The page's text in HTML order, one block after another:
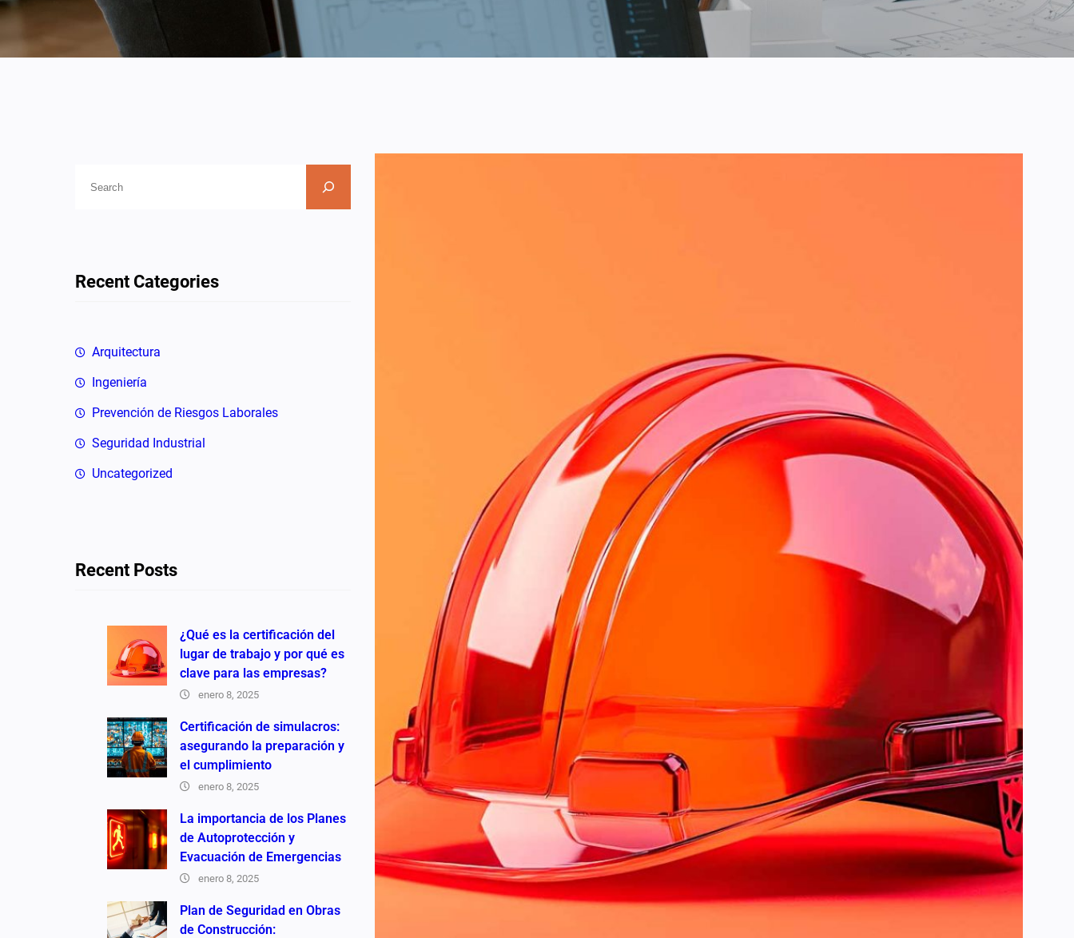
rRecent Categories
Arquitectura
Ingeniería
Prevención de Riesgos Laborales
Seguridad Industrial
Uncategorized
Recent Posts
¿Qué es la certificación del
lugar de trabajo y por qué es
clave para las empresas?
enero 8, 2025
Certificación de simulacros:
asegurando la preparación y
el cumplimiento
enero 8, 2025
La importancia de los Planes
de Autoprotección y
Evacuación de Emergencias
enero 8, 2025
Plan de Seguridad en Obras
de Construcción: